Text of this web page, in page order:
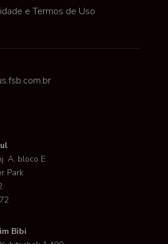
e Termos de Uso
A, bloco E
Park
Bibi